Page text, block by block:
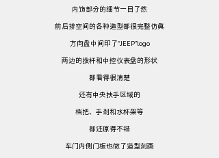
内饰部分的细节一目了然
前后排空间的各种造型都很完整仿真
方向盘中间印了“JEEP”logo
两边的拨杆和中控仪表盘的形状
都看得很清楚
还有中央扶手区域的
档把、手刹和水杯架等
都还原得不错
车门内侧门板也做了造型刻画